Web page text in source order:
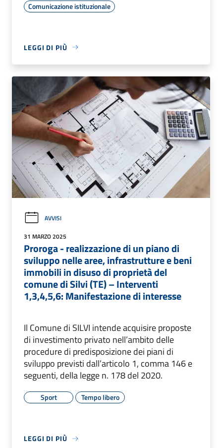
Comunicazione istituzionale
LEGGI DI PIÙ
AVVISI
31 MARZO 2025
Proroga - realizzazione di un piano di
sviluppo nelle aree, infrastrutture e beni
immobili in disuso di proprietà del
comune di Silvi (TE) – Interventi
1,3,4,5,6: Manifestazione di interesse
Il Comune di SILVI intende acquisire proposte
di investimento privato nell’ambito delle
procedure di predisposizione dei piani di
sviluppo previsti dall’articolo 1, comma 146 e
seguenti, della legge n. 178 del 2020.
Sport Tempo libero
LEGGI DI PIÙ